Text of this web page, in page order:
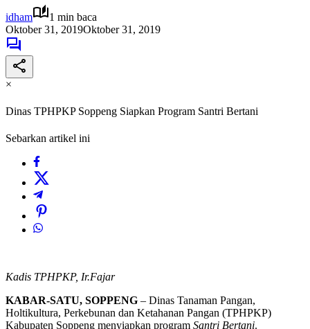
idham
1 min baca
Oktober 31, 2019Oktober 31, 2019
×
Dinas TPHPKP Soppeng Siapkan Program Santri Bertani
Sebarkan artikel ini
Kadis TPHPKP, Ir.Fajar
KABAR-SATU, SOPPENG – Dinas Tanaman Pangan,
Holtikultura, Perkebunan dan Ketahanan Pangan (TPHPKP)
Kabupaten Soppeng menyiapkan program Santri Bertani.